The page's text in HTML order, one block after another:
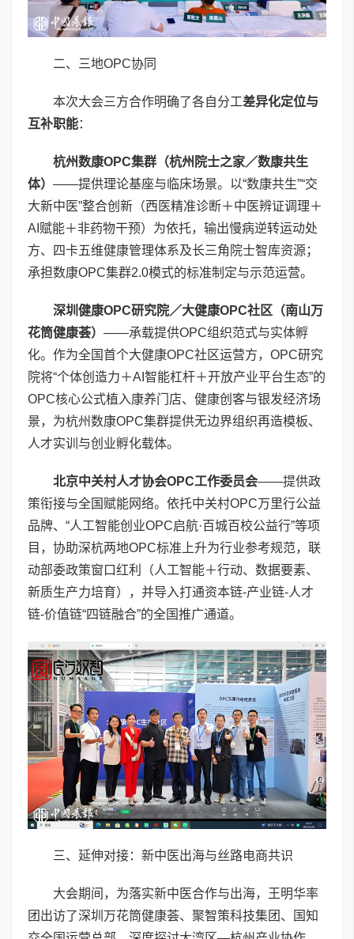
二、三地OPC协同
本次大会三方合作明确了各自分工差异化定位与
互补职能：
杭州数康OPC集群（杭州院士之家／数康共生
体） ——提供理论基座与临床场景。以“数康共生”“交
大新中医”整合创新（西医精准诊断＋中医辨证调理＋
AI赋能＋非药物干预）为依托，输出慢病逆转运动处
方、四卡五维健康管理体系及长三角院士智库资源；
承担数康OPC集群2.0模式的标准制定与示范运营。
深圳健康OPC研究院／大健康OPC社区（南山万
花筒健康荟） ——承载提供OPC组织范式与实体孵
化。作为全国首个大健康OPC社区运营方，OPC研究
院将“个体创造力＋AI智能杠杆＋开放产业平台生态”的
OPC核心公式植入康养门店、健康创客与银发经济场
景，为杭州数康OPC集群提供无边界组织再造模板、
人才实训与创业孵化载体。
北京中关村人才协会OPC工作委员会——提供政
策衔接与全国赋能网络。依托中关村OPC万里行公益
品牌、“人工智能创业OPC启航·百城百校公益行”等项
目，协助深杭两地OPC标准上升为行业参考规范，联
动部委政策窗口红利（人工智能＋行动、数据要素、
新质生产力培育），并导入打通资本链-产业链-人才
链-价值链“四链融合”的全国推广通道。
三、延伸对接：新中医出海与丝路电商共识
大会期间，为落实新中医合作与出海，王明华率
团出访了深圳万花筒健康荟、聚智策科技集团、国知